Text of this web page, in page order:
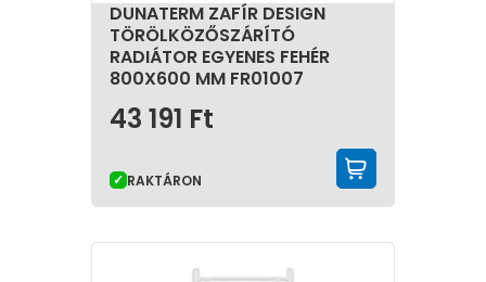
DUNATERM ZAFÍR DESIGN
TÖRÖLKÖZŐSZÁRÍTÓ
RADIÁTOR EGYENES FEHÉR
800X600 MM FR01007
43 191 Ft
RAKTÁRON